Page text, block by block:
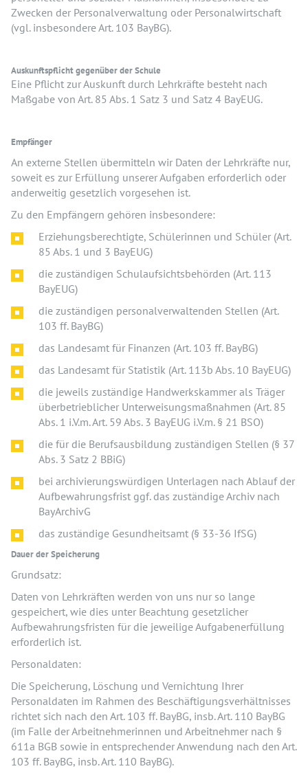
Zwecken der Personalverwaltung oder Personalwirtschaft
(vgl. insbesondere Art. 103 BayBG).
Auskunftspflicht gegenüber der Schule
Eine Pflicht zur Auskunft durch Lehrkräfte besteht nach
Maßgabe von Art. 85 Abs. 1 Satz 3 und Satz 4 BayEUG.
Empfänger
An externe Stellen übermitteln wir Daten der Lehrkräfte nur,
soweit es zur Erfüllung unserer Aufgaben erforderlich oder
anderweitig gesetzlich vorgesehen ist.
Zu den Empfängern gehören insbesondere:
Erziehungsberechtigte, Schülerinnen und Schüler (Art.
85 Abs. 1 und 3 BayEUG)
die zuständigen Schulaufsichtsbehörden (Art. 113
BayEUG)
die zuständigen personalverwaltenden Stellen (Art.
103 ff. BayBG)
das Landesamt für Finanzen (Art. 103 ff. BayBG)
das Landesamt für Statistik (Art. 113b Abs. 10 BayEUG)
die jeweils zuständige Handwerkskammer als Träger
überbetrieblicher Unterweisungsmaßnahmen (Art. 85
Abs. 1 i.V.m. Art. 59 Abs. 3 BayEUG i.V.m. § 21 BSO)
die für die Berufsausbildung zuständigen Stellen (§ 37
Abs. 3 Satz 2 BBiG)
bei archivierungswürdigen Unterlagen nach Ablauf der
Aufbewahrungsfrist ggf. das zuständige Archiv nach
BayArchivG
das zuständige Gesundheitsamt (§ 33-36 IfSG)
Dauer der Speicherung
Grundsatz:
Daten von Lehrkräften werden von uns nur so lange
gespeichert, wie dies unter Beachtung gesetzlicher
Aufbewahrungsfristen für die jeweilige Aufgabenerfüllung
erforderlich ist.
Personaldaten:
Die Speicherung, Löschung und Vernichtung Ihrer
Personaldaten im Rahmen des Beschäftigungsverhältnisses
richtet sich nach den Art. 103 ff. BayBG, insb. Art. 110 BayBG
(im Falle der Arbeitnehmerinnen und Arbeitnehmer nach §
611a BGB sowie in entsprechender Anwendung nach den Art.
103 ff. BayBG, insb. Art. 110 BayBG).